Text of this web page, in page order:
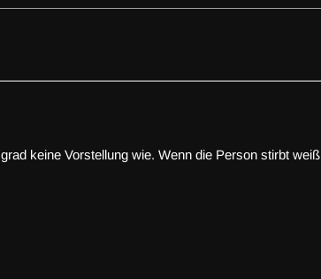
keine Vorstellung wie. Wenn die Person stirbt